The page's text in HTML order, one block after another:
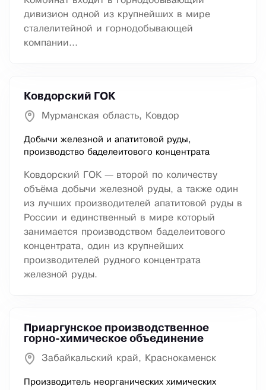
дивизион одной из крупнейших в мире
сталелитейной и горнодобывающей
компании...
Ковдорский ГОК
Мурманская область, Ковдор
Добычи железной и апатитовой руды,
производство баделеитового концентрата
Ковдорский ГОК — второй по количеству
объёма добычи железной руды, а также один
из лучших производителей апатитовой руды в
России и единственный в мире который
занимается производством баделеитового
концентрата, один из крупнейших
производителей рудного концентрата
железной руды.
Приаргунское производственное
горно-химическое объединение
Забайкальский край, Краснокаменск
Производитель неорганических химических